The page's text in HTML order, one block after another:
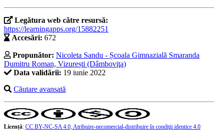
Legătura web către resursă:
https://learningapps.org/15882251
Accesări: 672
Propunător: Nicoleta Sandu - Școala Gimnazială Smaranda
Dumitru Roman, Vizurești (Dâmboviţa)
Data validării: 19 iunie 2022
Căutare avansată
Licență: CC BY-NC-SA 4.0, Atribuire-necomercial-distribuire în condiţii identice 4.0